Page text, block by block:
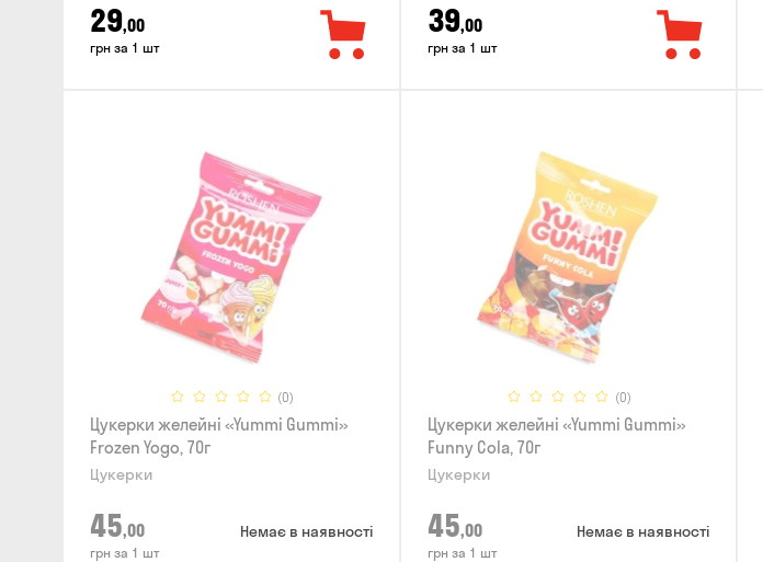
29,00
грн за 1 шт
39,00
грн за 1 шт
(0)
Цукерки желейнi «Yummi Gummi»
Frozen Yogo, 70г
Цукерки
45,00
грн за 1 шт
Немає в наявності
(0)
Цукерки желейнi «Yummi Gummi»
Funny Cola, 70г
Цукерки
45,00
грн за 1 шт
Немає в наявності